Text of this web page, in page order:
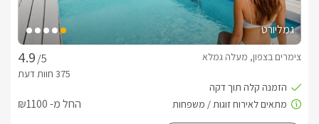
גמליורט
/5
צימרים בצפון, מעלה גמלא
החל מ- ₪1100